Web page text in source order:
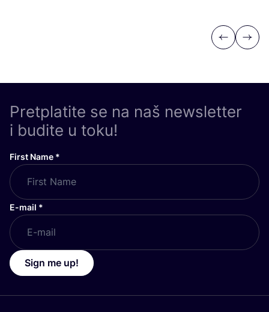
Previous
Next
Pretplatite se na naš newsletter
i budite u toku!
First Name *
E-mail *
Sign me up!